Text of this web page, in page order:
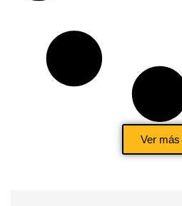
Ver más